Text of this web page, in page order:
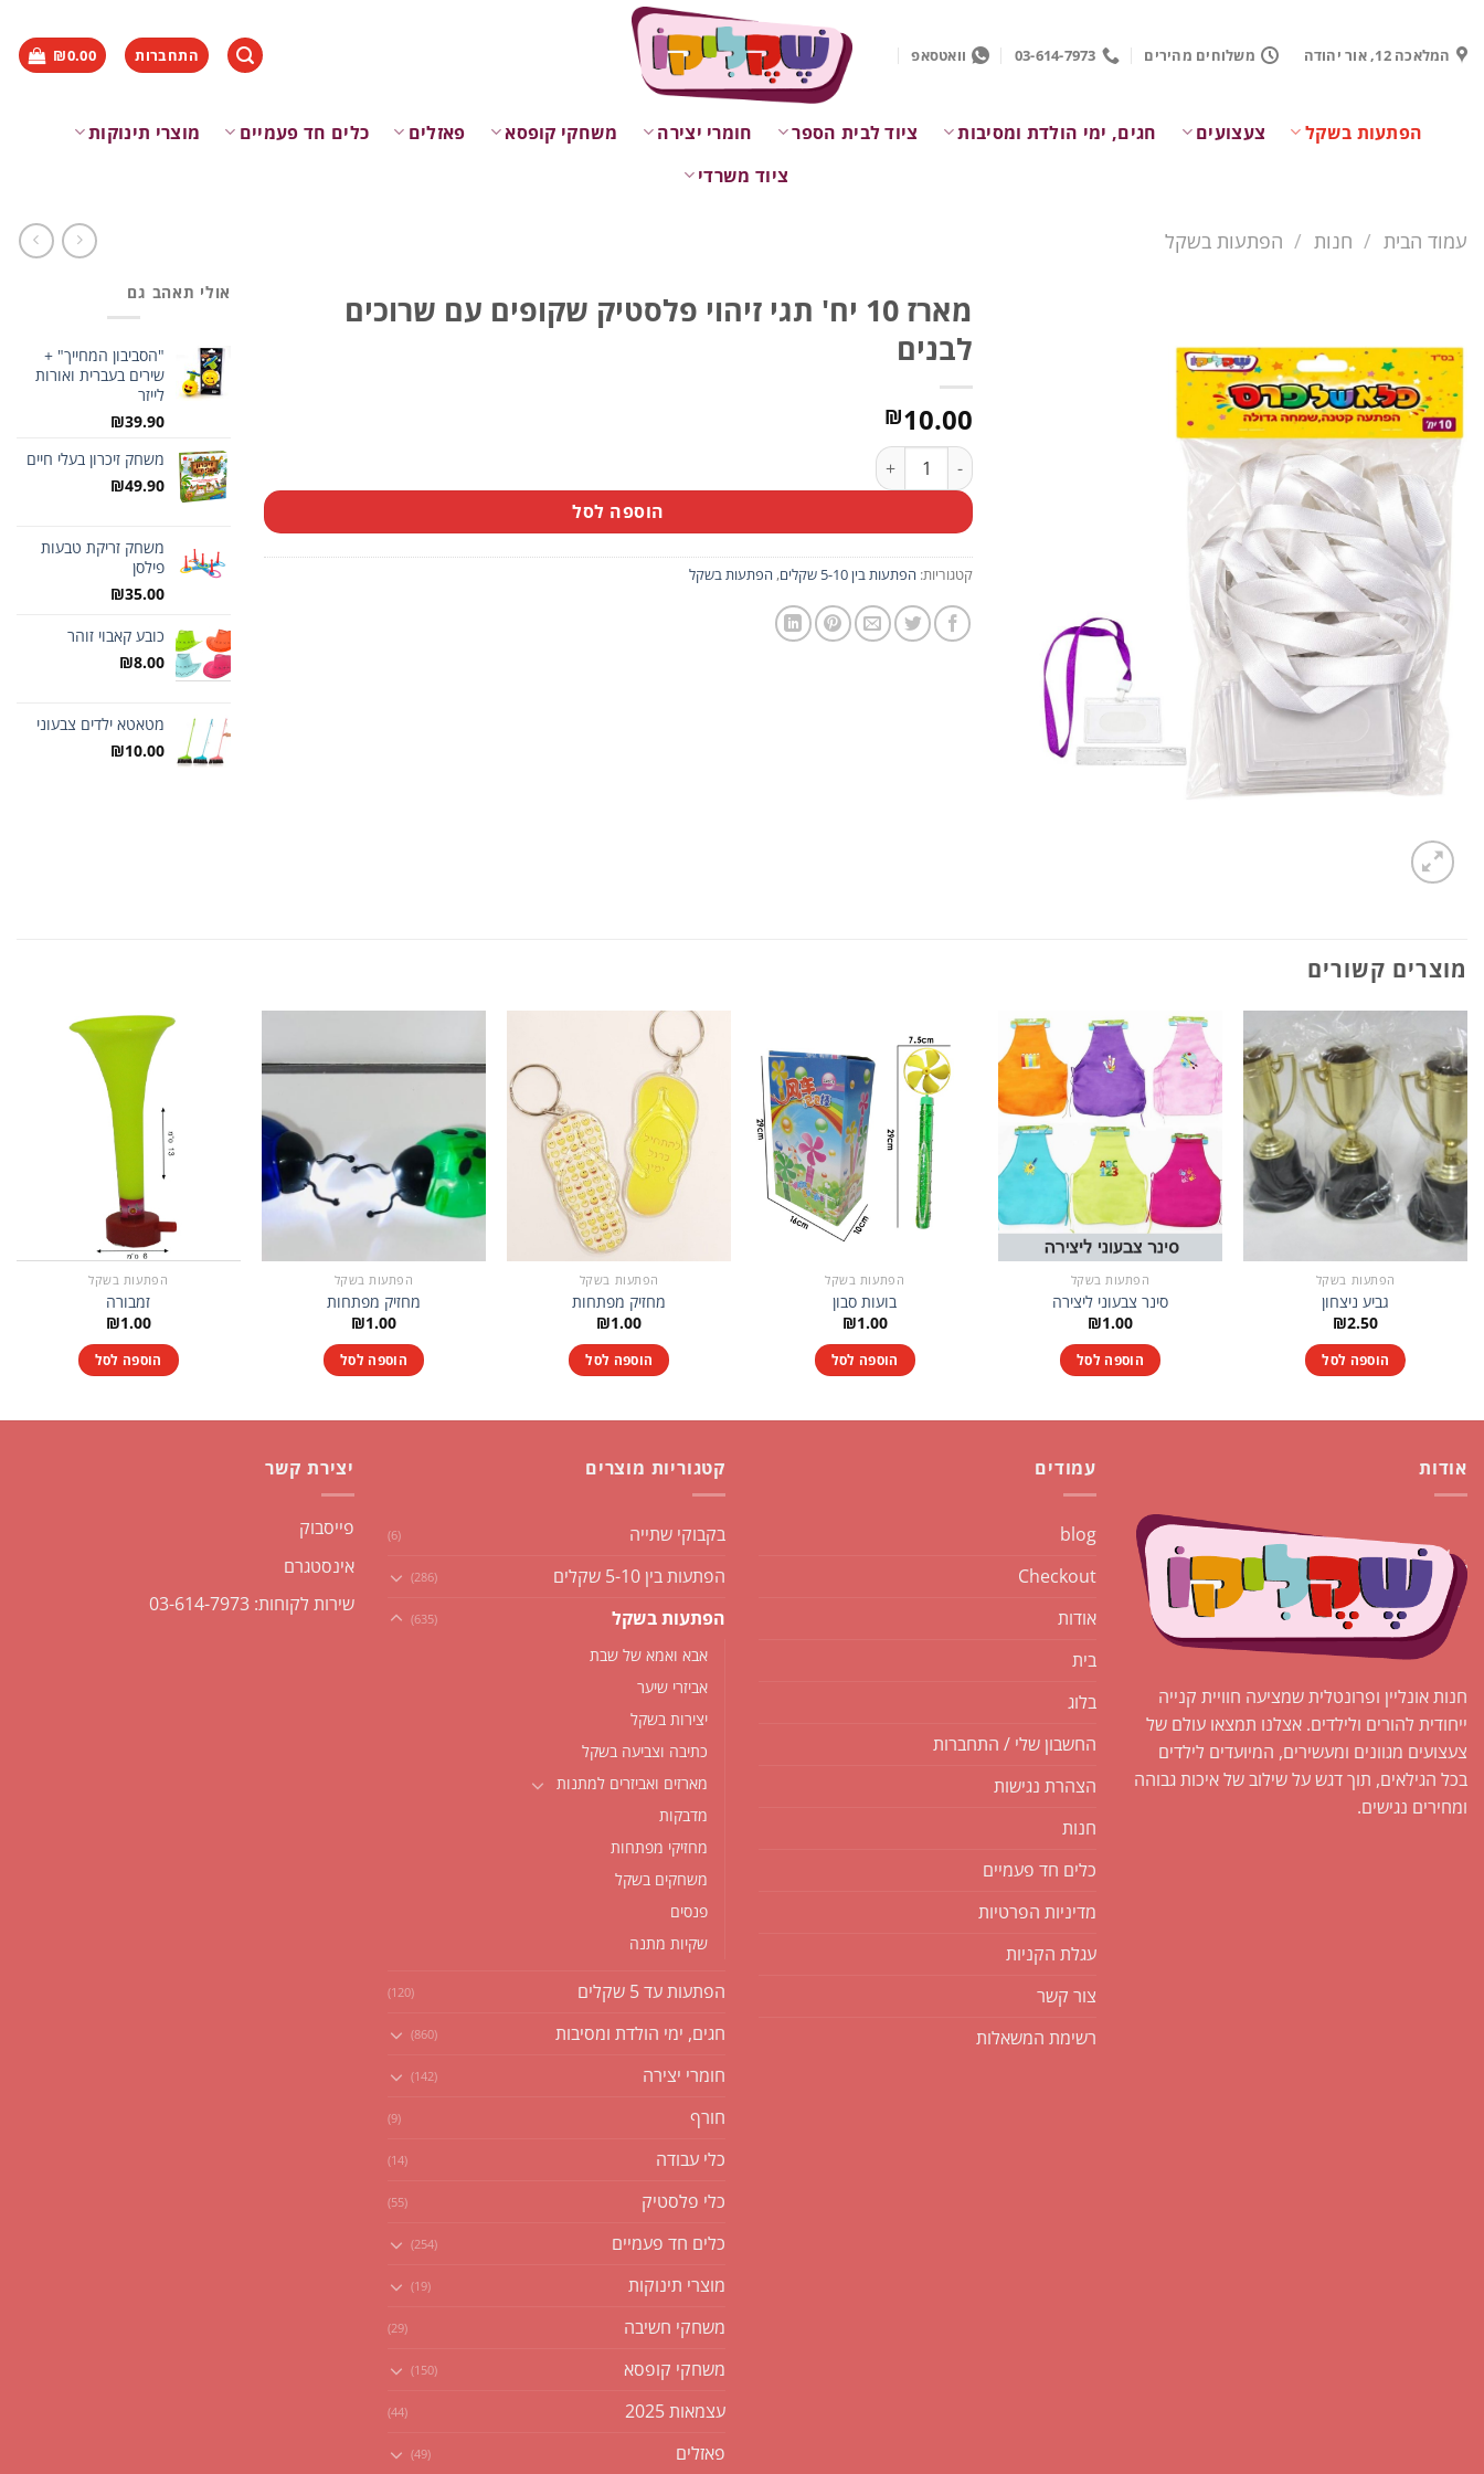
contentהמלאכה 12, אור יהודה משלוחים מהירים 03-614-7973 וואטסאפ התחברות ₪0.00
הפתעות בשקל צעצועים חגים, ימי הולדת ומסיבות ציוד לבית הספר חומרי יצירה משחקי קופסא פאזלים כלים חד פעמיים
מוצרי תינוקות
ציוד משרדי
עמוד הבית / חנות / הפתעות בשקל
מארז 10 יח' תגי זיהוי פלסטיק שקופים עם שרוכים
לבנים
₪10.00
כמות של מארז 10 יח' תגי זיהוי פלסטיק שקופים עם שרוכים לבנים
הוספה לסל
קטגוריות: הפתעות בין 5-10 שקלים , הפתעות בשקל
אולי תאהב גם
"הסביבון המחייך" +
שירים בעברית ואורות
לייזר
₪39.90
משחק זיכרון בעלי חיים
₪49.90
משחק זריקת טבעות
פילסן
₪35.00
כובע קאבוי זוהר
₪8.00
מטאטא ילדים צבעוני
₪10.00
מוצרים קשורים
הפתעות בשקל
גביע ניצחון
₪2.50
הוספה לסל
הפתעות בשקל
סינר צבעוני ליצירה
₪1.00
הוספה לסל
הפתעות בשקל
בועות סבון
₪1.00
הוספה לסל
הפתעות בשקל
מחזיק מפתחות
₪1.00
הוספה לסל
הפתעות בשקל
מחזיק מפתחות
₪1.00
הוספה לסל
הפתעות בשקל
זמבורה
₪1.00
הוספה לסל
אודות
חנות אונליין ופרונטלית שמציעה חוויית קנייה
ייחודית להורים ולילדים. אצלנו תמצאו עולם של
צעצועים מגוונים ומעשירים, המיועדים לילדים
בכל הגילאים, תוך דגש על שילוב של איכות גבוהה
ומחירים נגישים.
עמודים
blog
Checkout
אודות
בית
בלוג
החשבון שלי / התחברות
הצהרת נגישות
חנות
כלים חד פעמיים
מדיניות הפרטיות
עגלת הקניות
צור קשר
רשימת המשאלות
קטגוריות מוצרים
בקבוקי שתייה (6)
הפתעות בין 5-10 שקלים (286)
הפתעות בשקל (635)
אבא ואמא של שבת
אביזרי שיער
יצירות בשקל
כתיבה וצביעה בשקל
מארזים ואביזרים למתנות
מדבקות
מחזיקי מפתחות
משחקים בשקל
פנסים
שקיות מתנה
הפתעות עד 5 שקלים (120)
חגים, ימי הולדת ומסיבות (860)
חומרי יצירה (142)
חורף (9)
כלי עבודה (14)
כלי פלסטיק (55)
כלים חד פעמיים (254)
מוצרי תינוקות (19)
משחקי חשיבה (29)
משחקי קופסא (150)
עצמאות 2025 (44)
פאזלים (49)
יצירת קשר
פייסבוק
אינסטגרם
שירות לקוחות: 03-614-7973